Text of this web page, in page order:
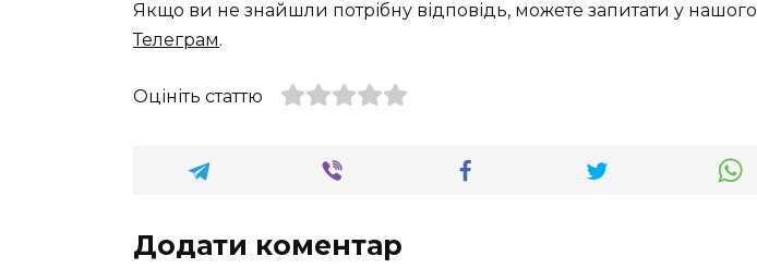
Якщо ви не знайшли потрібну відповідь, можете запитати у нашого
Телеграм.
Оцініть статтю
Додати коментар